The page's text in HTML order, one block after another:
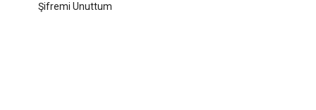
Şifremi Unuttum